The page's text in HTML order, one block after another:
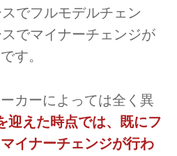
でフルモデルチェン
でマイナーチェンジが
す。
カーによっては全く異
迎えた時点では、既にフ
イナーチェンジが行わ